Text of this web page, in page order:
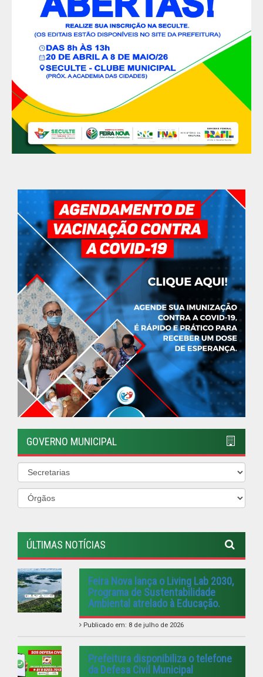
GOVERNO MUNICIPAL
ÚLTIMAS NOTÍCIAS
Feira Nova lança o Living Lab 2030,
Programa de Sustentabilidade
Ambiental atrelado à Educação.
Publicado em: 8 de julho de 2026
Prefeitura disponibiliza o telefone
da Defesa Civil Municipal